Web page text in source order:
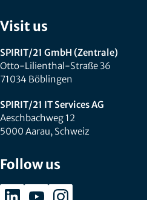
Visit us
SPIRIT/21 GmbH (Zentrale)
Otto-Lilienthal-Straße 36
71034 Böblingen
SPIRIT/21 IT Services AG
Aeschbachweg 12
5000 Aarau, Schweiz
Follow us